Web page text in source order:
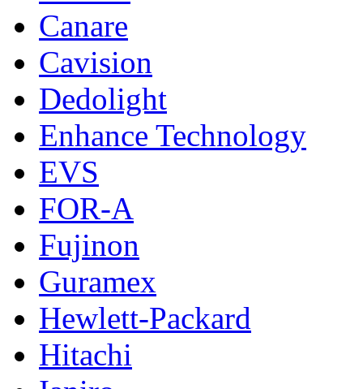
Canare
Cavision
Dedolight
Enhance Technology
EVS
FOR-A
Fujinon
Guramex
Hewlett-Packard
Hitachi